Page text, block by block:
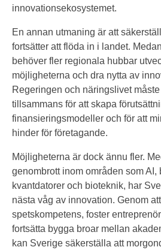
innovationsekosystemet.
En annan utmaning är att
fortsätter att flöda in i landet.
behöver fler regionala hubbar
möjligheterna och dra nytta av
Regeringen och näringslivet
tillsammans för att skapa
finansieringsmodeller och för att
hinder för företagande.
Möjligheterna är dock ännu fler.
genombrott inom områden som AI,
kvantdatorer och bioteknik, har
nästa våg av innovation. Genom
spetskompetens, foster
fortsätta bygga broar mellan
kan Sverige säkerställa att